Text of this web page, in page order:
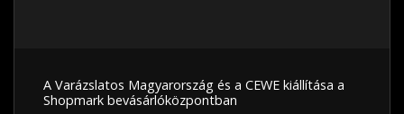
A Varázslatos Magyarország és a CEWE kiállítása a
Shopmark bevásárlóközpontban